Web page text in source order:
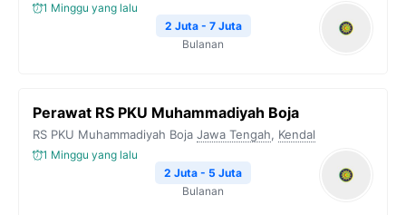
1 Minggu yang lalu
2 Juta - 7 Juta
Bulanan
Perawat RS PKU Muhammadiyah Boja
RS PKU Muhammadiyah Boja Jawa Tengah, Kendal
1 Minggu yang lalu
2 Juta - 5 Juta
Bulanan